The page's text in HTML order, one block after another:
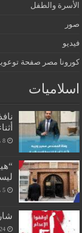
الأسرة والطفل
صور
فيديو
كورونا مصر صفحة
اسلاميات
8 مايو، 2022
5 مايو، 2022
24 أبريل، 2022